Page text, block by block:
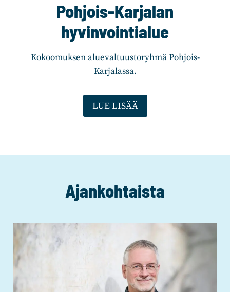
Pohjois-Karjalan
hyvinvointialue
Kokoomuksen aluevaltuustoryhmä Pohjois-
Karjalassa.
LUE LISÄÄ
Ajankohtaista